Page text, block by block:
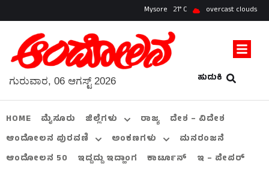
Mysore 21 overcast clouds
ಹುಡುಕಿ
ಗುರುವಾರ, 06 ಆಗಸ್ಟ್ 2026
HOME ಮೈಸೂರು ಜಿಲ್ಲೆಗಳು ರಾಜ್ಯ
ದೇಶ – ವಿದೇಶ
ಆಂದೋಲನ ಪುರವಣಿ
ಅಂಕಣಗಳು
ಮನರಂಜನೆ
ಆಂದೋಲನ 50
ಇದ್ದದ್ದು ಇದ್ಹಾಂಗ ಕಾರ್ಟೂನ್ ಇ – ಪೇಪರ್